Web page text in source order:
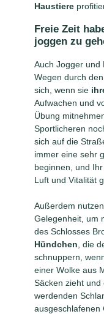
Haustiere
Freie Zeit
joggen zu
Auch Jogger und
Wegen durch
sich, wenn sie
Aufwachen und
Übung
Sportlicheren
sich auf die
immer eine sehr
beginnen, und
Luft und Vitalität
Außerdem
Gelegenheit, um
des Schlosses
Hündchen , die
schnuppern,
einer Wolke aus
Säcken zieht
werdenden
ausgeschlafenen